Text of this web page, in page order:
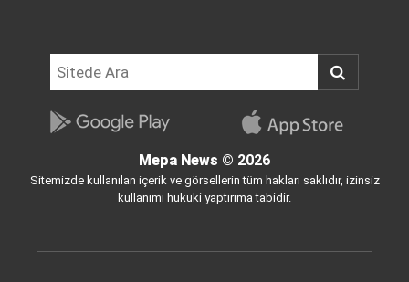
Mepa News © 2026
Sitemizde kullanılan içerik ve görsellerin tüm hakları saklıdır, izinsiz
kullanımı hukuki yaptırıma tabidir.